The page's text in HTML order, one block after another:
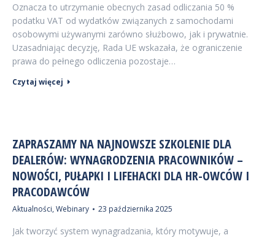
Oznacza to utrzymanie obecnych zasad odliczania 50 %
podatku VAT od wydatków związanych z samochodami
osobowymi używanymi zarówno służbowo, jak i prywatnie.
Uzasadniając decyzję, Rada UE wskazała, że ograniczenie
prawa do pełnego odliczenia pozostaje…
Czytaj więcej
ZAPRASZAMY NA NAJNOWSZE SZKOLENIE DLA
DEALERÓW: WYNAGRODZENIA PRACOWNIKÓW –
NOWOŚCI, PUŁAPKI I LIFEHACKI DLA HR-OWCÓW I
PRACODAWCÓW
Aktualności, Webinary 23 października 2025
Jak tworzyć system wynagradzania, który motywuje, a